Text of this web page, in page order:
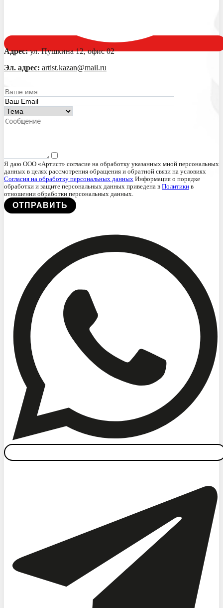
Адрес:ул. Пушкина 12, офис 02
Эл. адрес: artist.kazan@mail.ru
Я даю ООО «Артист» согласие на обработку указанных мной персональных
данных в целях рассмотрения обращения и обратной связи на условиях
Согласия на обработку персональных данных Информация о порядке
обработки и защите персональных данных приведена в Политики в
отношении обработки персональных данных.